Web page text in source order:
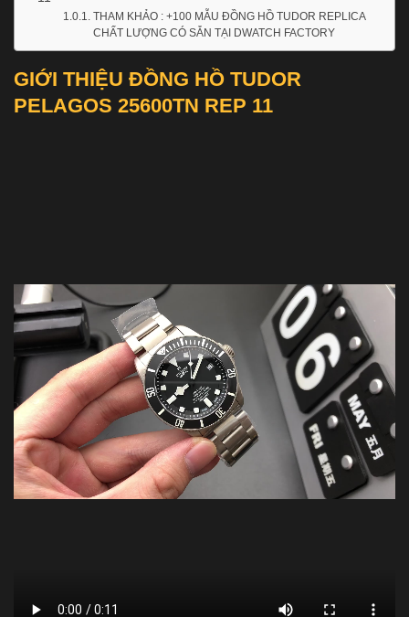
THAM KHẢO : +100 MẪU ĐỒNG HỒ TUDOR REPLICA
CHẤT LƯỢNG CÓ SẴN TẠI DWATCH FACTORY
GIỚI THIỆU ĐỒNG HỒ TUDOR
PELAGOS 25600TN REP 11